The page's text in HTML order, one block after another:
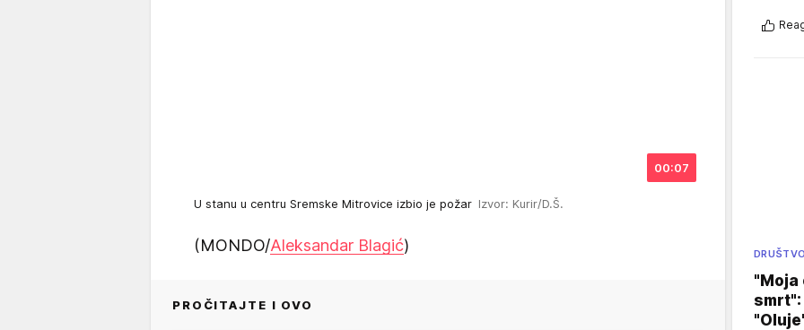
00:07
U stanu u centru Sremske Mitrovice izbio je požar Izvor: Kurir/D.Š.
(MONDO/Aleksandar Blagić)
PROČITAJTE I OVO
DRUŠTVO
"Moja